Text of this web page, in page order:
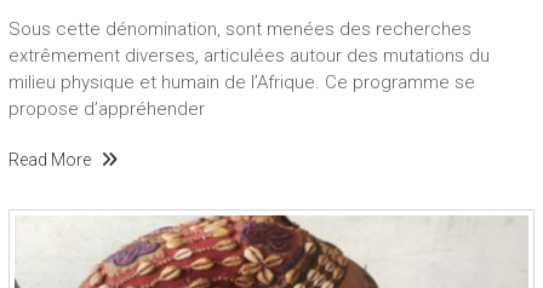
Sous cette dénomination, sont menées des recherches
extrêmement diverses, articulées autour des mutations du
milieu physique et humain de l’Afrique. Ce programme se
propose d’appréhender
Read More